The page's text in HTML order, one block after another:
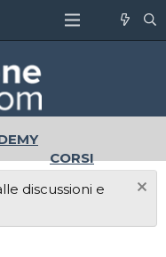
CORSI
discussioni e